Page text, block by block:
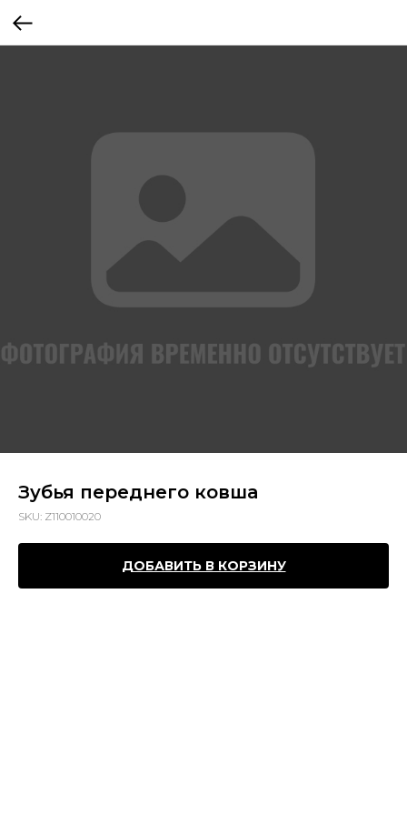
Зубья переднего ковша
SKU: Z110010020
ДОБАВИТЬ В КОРЗИНУ